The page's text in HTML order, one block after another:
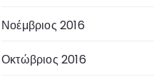
Νοέμβριος 2016
Οκτώβριος 2016